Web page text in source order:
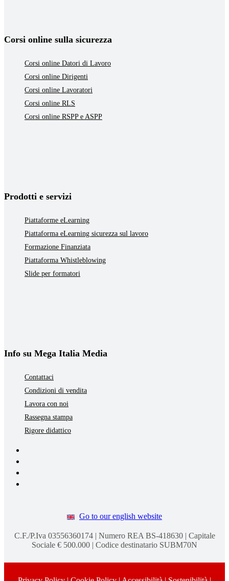
Corsi online sulla sicurezza
Corsi online Datori di Lavoro
Corsi online Dirigenti
Corsi online Lavoratori
Corsi online RLS
Corsi online RSPP e ASPP
Prodotti e servizi
Piattaforme eLearning
Piattaforma eLearning sicurezza sul lavoro
Formazione Finanziata
Piattaforma Whistleblowing
Slide per formatori
Info su Mega Italia Media
Contattaci
Condizioni di vendita
Lavora con noi
Rassegna stampa
Rigore didattico
Go to our english website
C.F./P.Iva 03556360174 | Numero REA BS-418630 | Capitale
Sociale € 500.000 | Codice destinatario SUBM70N